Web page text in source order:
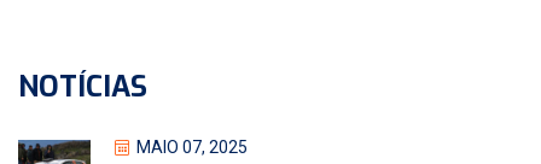
NOTÍCIAS
MAIO 07, 2025